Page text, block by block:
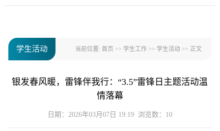
学生活动 当前位置:首页 >> 学生工作 >> 学生活动 >> 正文
银发春风暖，雷锋伴我行：“3.5”雷锋日主题活动温
情落幕
日期：2026年03月07日 19:19 浏览数： 10